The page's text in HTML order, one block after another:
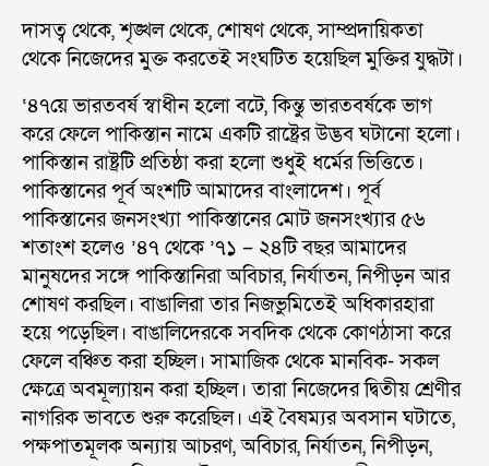
দাসত্ব থেকে, শৃঙ্খল থেকে, শোষণ থেকে, সাম্প্রদায়িকতা
থেকে নিজেদের মুক্ত করতেই সংঘটিত হয়েছিল মুক্তির যুদ্ধটা।
‘৪৭য়ে ভারতবর্ষ স্বাধীন হলো বটে, কিন্তু ভারতবর্ষকে ভাগ
করে ফেলে পাকিস্তান নামে একটি রাষ্ট্রের উদ্ভব ঘটানো হলো।
পাকিস্তান রাষ্ট্রটি প্রতিষ্ঠা করা হলো শুধুই ধর্মের ভিত্তিতে।
পাকিস্তানের পূর্ব অংশটি আমাদের বাংলাদেশ। পূর্ব
পাকিস্তানের জনসংখ্যা পাকিস্তানের মোট জনসংখ্যার ৫৬
শতাংশ হলেও ’৪৭ থেকে ’৭১ – ২৪টি বছর আমাদের
মানুষদের সঙ্গে পাকিস্তানিরা অবিচার, নির্যাতন, নিপীড়ন আর
শোষণ করছিল। বাঙালিরা তার নিজভুমিতেই অধিকারহারা
হয়ে পড়েছিল। বাঙালিদেরকে সবদিক থেকে কোণঠাসা করে
ফেলে বঞ্চিত করা হচ্ছিল। সামাজিক থেকে মানবিক- সকল
ক্ষেত্রে অবমূল্যায়ন করা হচ্ছিল। তারা নিজেদের দ্বিতীয় শ্রেণীর
নাগরিক ভাবতে শুরু করেছিল। এই বৈষম্যর অবসান ঘটাতে,
পক্ষপাতমূলক অন্যায় আচরণ, অবিচার, নির্যাতন, নিপীড়ন,